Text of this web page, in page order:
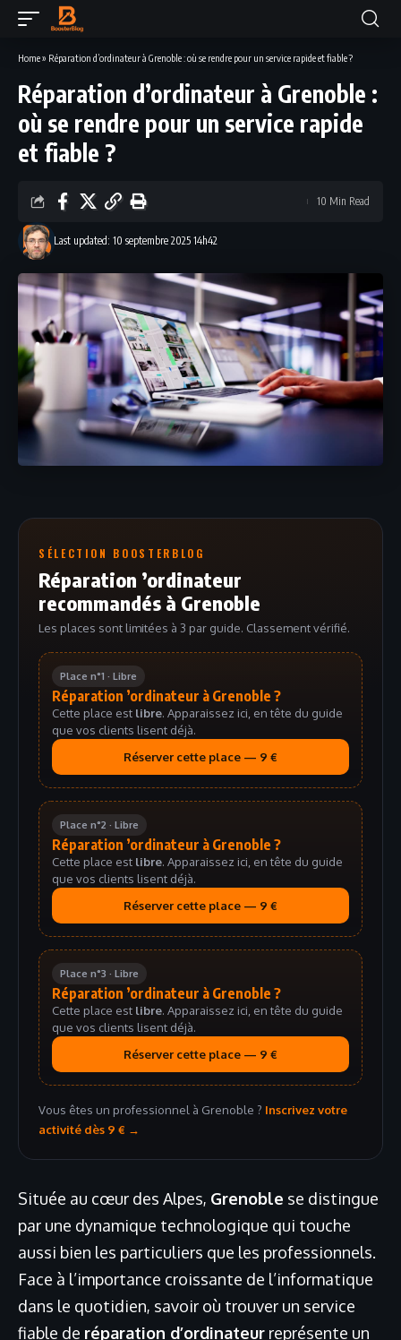
Home» Réparation d’ordinateur à Grenoble : où se rendre pour un service rapide et fiable ?
Réparation d’ordinateur à Grenoble :
où se rendre pour un service rapide
et fiable ?
Last updated: 10 septembre 2025 14h42
10 Min Read
SÉLECTION BOOSTERBLOG
Réparation ’ordinateur
recommandés à Grenoble
Les places sont limitées à 3 par guide. Classement vérifié.
Place n°1 · Libre
Réparation ’ordinateur à Grenoble ?
Cette place est libre. Apparaissez ici, en tête du guide
que vos clients lisent déjà.
Réserver cette place — 9 €
Place n°2 · Libre
Réparation ’ordinateur à Grenoble ?
Cette place est libre. Apparaissez ici, en tête du guide
que vos clients lisent déjà.
Réserver cette place — 9 €
Place n°3 · Libre
Réparation ’ordinateur à Grenoble ?
Cette place est libre. Apparaissez ici, en tête du guide
que vos clients lisent déjà.
Réserver cette place — 9 €
Vous êtes un professionnel à Grenoble ? Inscrivez votre
activité dès 9 € →
Située au cœur des Alpes, Grenoble se distingue
par une dynamique technologique qui touche
aussi bien les particuliers que les professionnels.
Face à l’importance croissante de l’informatique
dans le quotidien, savoir où trouver un service
fiable de réparation d’ordinateur représente un